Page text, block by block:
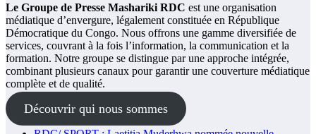
Le Groupe de Presse Mashariki RDC est une organisation
médiatique d’envergure, légalement constituée en République
Démocratique du Congo. Nous offrons une gamme diversifiée de
services, couvrant à la fois l’information, la communication et la
formation. Notre groupe se distingue par une approche intégrée,
combinant plusieurs canaux pour garantir une couverture médiatique
complète et de qualité.
Découvrir qui nous sommes